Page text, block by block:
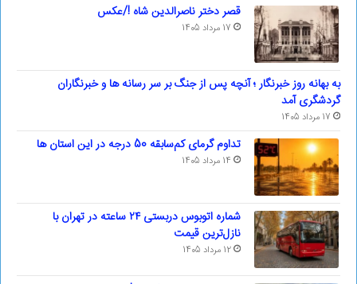
قصر دختر ناصرالدین شاه !/عکس
17 مرداد 1405
به بهانه روز خبرنگار ؛ آنچه پس از جنگ بر سر رسانه ها و خبرنگاران
گردشگری آمد
17 مرداد 1405
تداوم گرمای کم‌سابقه 50 درجه در این استان ها
14 مرداد 1405
شماره اتوبوس دربستی ۲۴ ساعته در تهران با
نازل‌ترین قیمت
12 مرداد 1405